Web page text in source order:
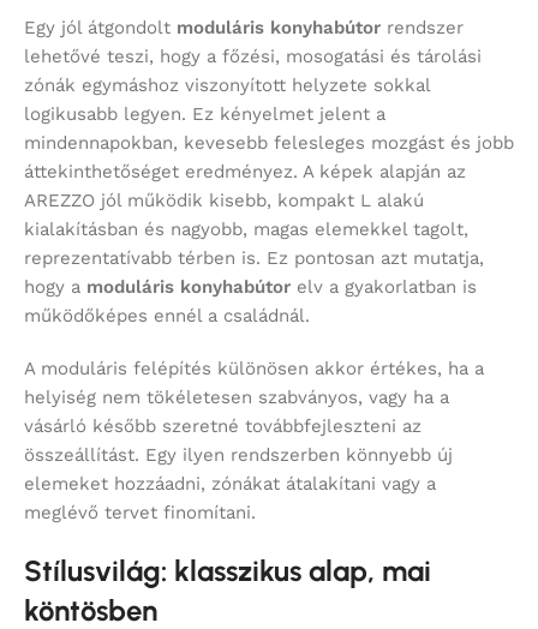
Egy jól átgondolt moduláris konyhabútor rendszer
lehetővé teszi, hogy a főzési, mosogatási és tárolási
zónák egymáshoz viszonyított helyzete sokkal
logikusabb legyen. Ez kényelmet jelent a
mindennapokban, kevesebb felesleges mozgást és jobb
áttekinthetőséget eredményez. A képek alapján az
AREZZO jól működik kisebb, kompakt L alakú
kialakításban és nagyobb, magas elemekkel tagolt,
reprezentatívabb térben is. Ez pontosan azt mutatja,
hogy a moduláris konyhabútor elv a gyakorlatban is
működőképes ennél a családnál.
A moduláris felépítés különösen akkor értékes, ha a
helyiség nem tökéletesen szabványos, vagy ha a
vásárló később szeretné továbbfejleszteni az
összeállítást. Egy ilyen rendszerben könnyebb új
elemeket hozzáadni, zónákat átalakítani vagy a
meglévő tervet finomítani.
Stílusvilág: klasszikus alap, mai
köntösben